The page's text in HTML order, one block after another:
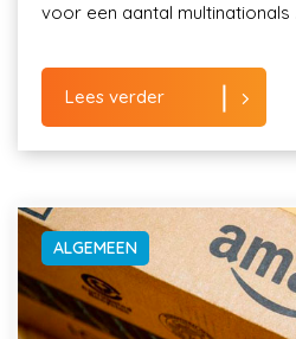
voor een aantal multinationals
Lees verder
ALGEMEEN